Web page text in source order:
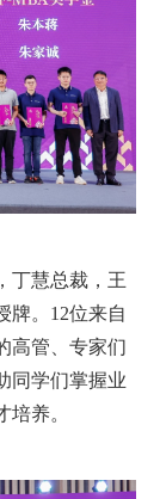
丁慧总裁，王
。 12位来自
高管、专家们
同学们掌握业
养。